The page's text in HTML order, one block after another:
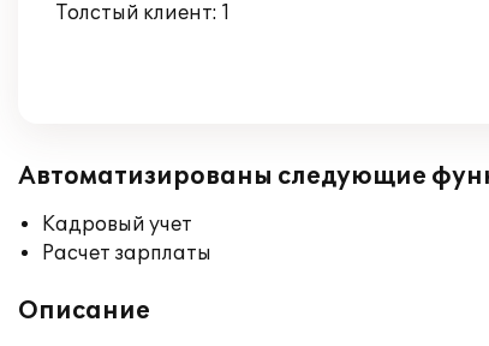
Толстый клиент: 1
Автоматизированы следующие
Кадровый учет
Расчет зарплаты
Описание